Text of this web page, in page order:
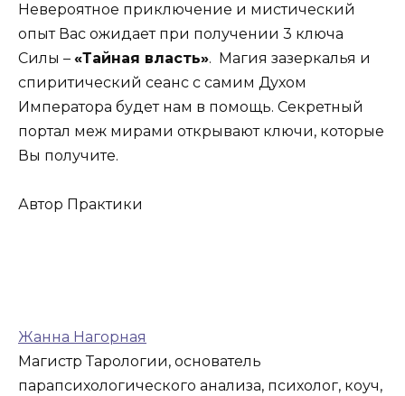
Невероятное приключение и мистический
опыт Вас ожидает при получении 3 ключа
Силы – «Тайная власть». Магия зазеркалья и
спиритический сеанс с самим Духом
Императора будет нам в помощь. Секретный
портал меж мирами открывают ключи, которые
Вы получите.
Автор Практики
Жанна Нагорная
Магистр Тарологии, основатель
парапсихологического анализа, психолог, коуч,